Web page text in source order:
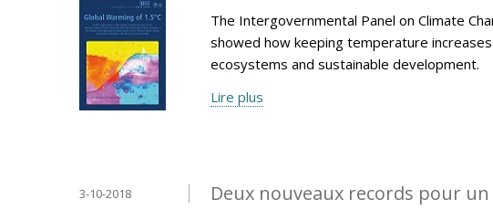
The Intergovernmental Panel on Climate
showed how keeping temperature
ecosystems and sustainable development.
Lire plus
Deux nouveaux records pour
3-10-2018